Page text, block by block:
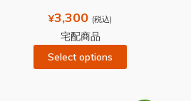
¥3,300 (税込)
宅配商品
Select options